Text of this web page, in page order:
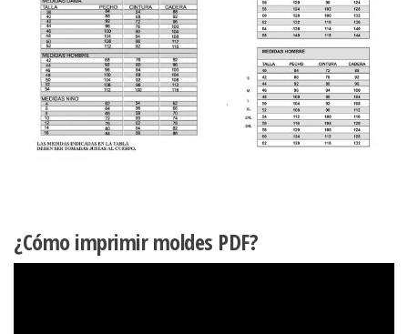
¿Cómo imprimir moldes PDF?